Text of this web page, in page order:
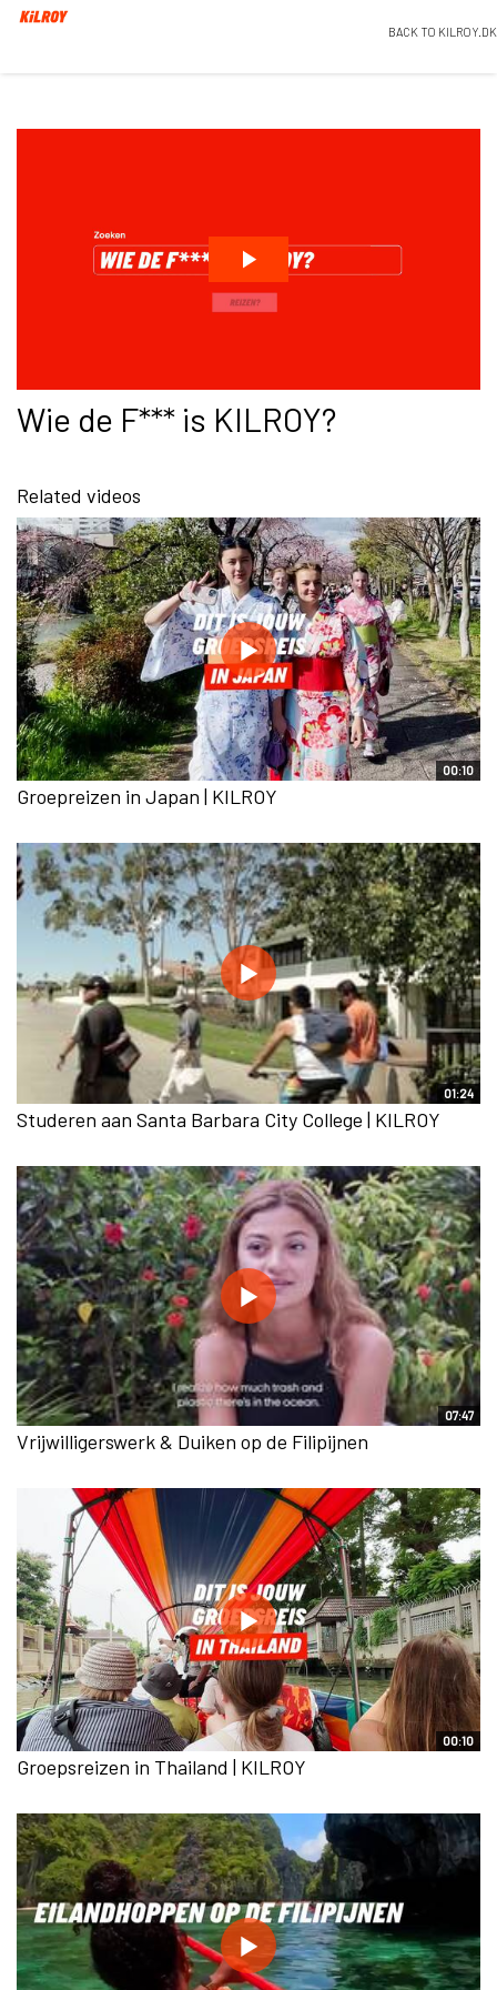
BACK TO KILROY.DK
Wie de F*** is KILROY?
Related videos
00:10
Groepreizen in Japan | KILROY
01:24
Studeren aan Santa Barbara City College | KILROY
07:47
Vrijwilligerswerk & Duiken op de Filipijnen
00:10
Groepsreizen in Thailand | KILROY